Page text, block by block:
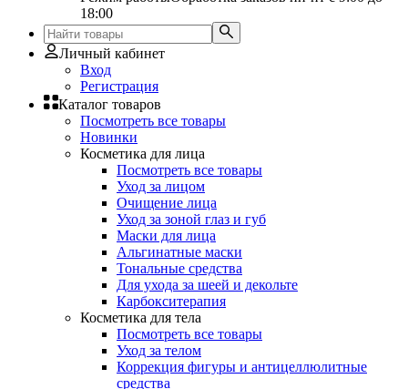
18:00
Личный кабинет
Вход
Регистрация
Каталог товаров
Посмотреть все товары
Новинки
Косметика для лица
Посмотреть все товары
Уход за лицом
Очищение лица
Уход за зоной глаз и губ
Маски для лица
Альгинатные маски
Тональные средства
Для ухода за шеей и декольте
Карбокситерапия
Косметика для тела
Посмотреть все товары
Уход за телом
Коррекция фигуры и антицеллюлитные
средства